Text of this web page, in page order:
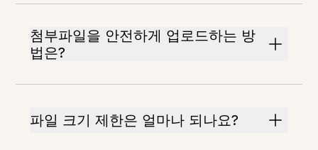
첨부파일을 안전하게 업로드하는 방
법은?
파일 크기 제한은 얼마나 되나요?